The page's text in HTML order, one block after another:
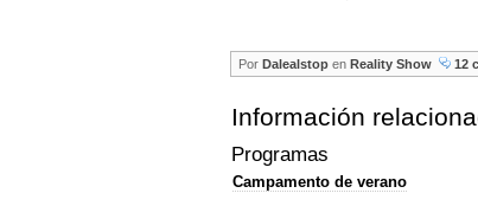
Por Dalealstop en Reality Show 12
Información
Programas
Campamento de verano